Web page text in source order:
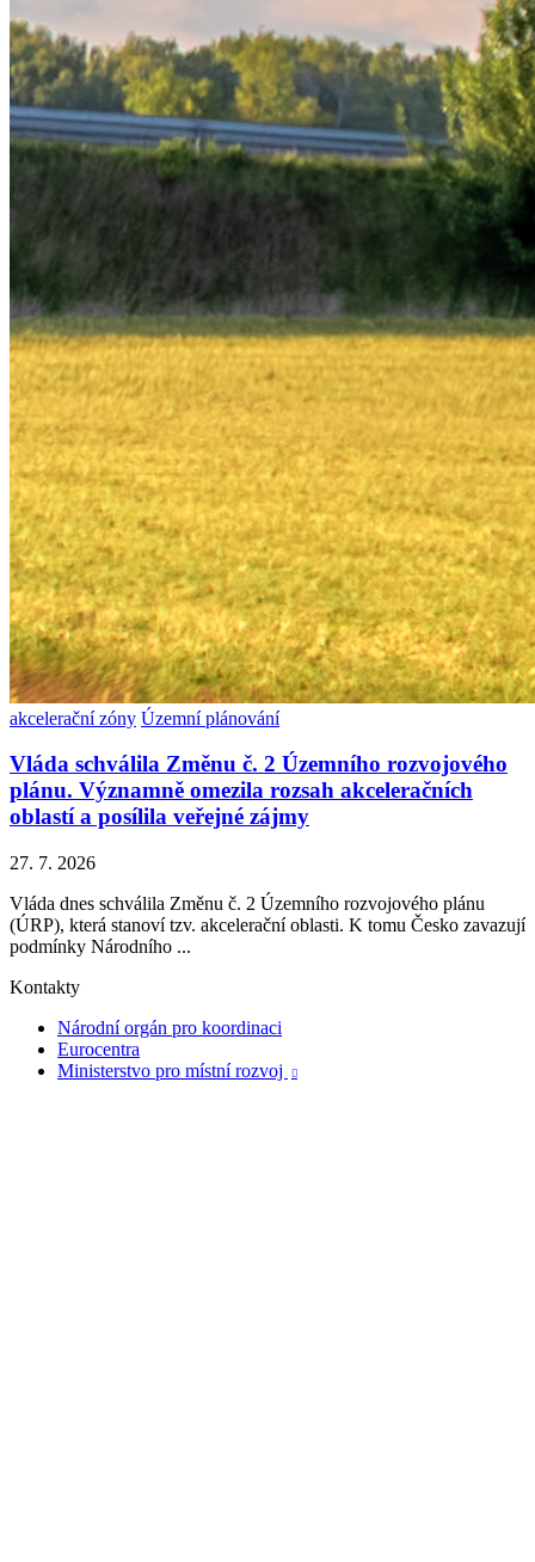
akcelerační zóny Územní plánování
Vláda schválila Změnu č. 2 Územního rozvojového
plánu. Významně omezila rozsah akceleračních
oblastí a posílila veřejné zájmy
27. 7. 2026
Vláda dnes schválila Změnu č. 2 Územního rozvojového plánu
(ÚRP), která stanoví tzv. akcelerační oblasti. K tomu Česko zavazují
podmínky Národního ...
Kontakty
Národní orgán pro koordinaci
Eurocentra
Ministerstvo pro místní rozvoj
